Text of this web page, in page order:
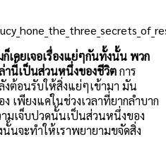
เคยเจอเรื่องแย่ๆกันทั้งนั้น พวก
านี้เป็นส่วนหนึ่งของชีวิตการ
งต้อนรับให้สิ่งแย่ๆเข้ามา มัน
เพียงแค่ในช่วงเวลาที่ยากลำบาก
มเจ็บปวดนั้นเป็นส่วนหนึ่งของ
นจะทำให้เราพยายามขจัดสิ่ง